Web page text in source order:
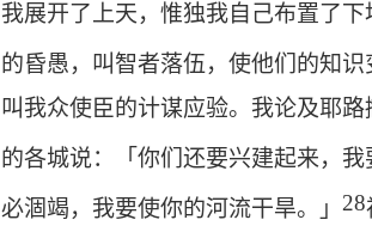
我展开了上天，惟独我自己布置了下
的昏愚，叫智者落伍，使他们的知识
叫我众使臣的计谋应验。我论及耶
的各城说：「你们还要兴建起来，我
必涸竭，我要使你的河流干旱。」 28